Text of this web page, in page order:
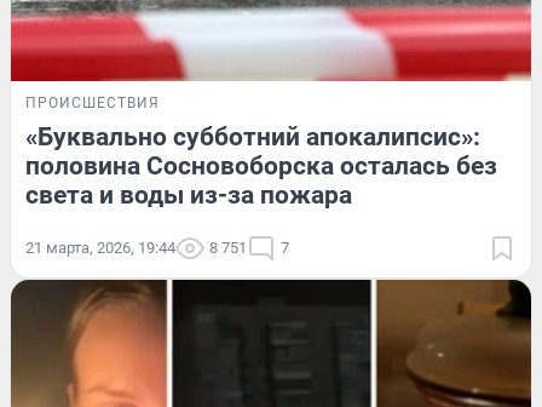
ПРОИСШЕСТВИЯ
«Буквально субботний апокалипсис»:
половина Сосновоборска осталась без
света и воды из-за пожара
21 марта, 2026, 19:44 8 751 7